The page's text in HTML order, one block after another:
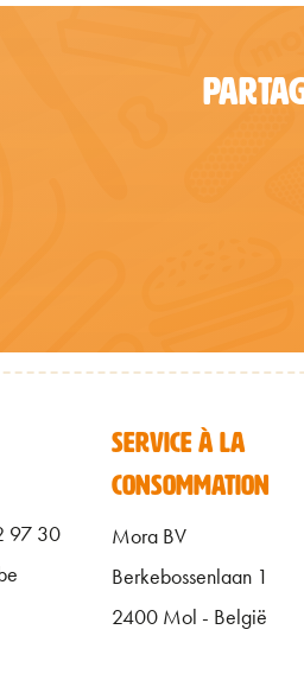
FR
97 30
SERVICE À LA
CONSOMMATION
Mora BV
Berkebossenlaan 1
2400 Mol - België